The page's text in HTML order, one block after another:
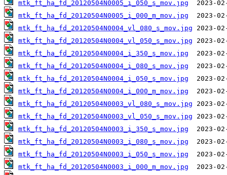
mtk_ft_ha_fd_20120504N0005_i_050_s_mov.jpg
mtk_ft_ha_fd_20120504N0005_i_000_m_mov.jpg
mtk_ft_ha_fd_20120504N0004_vl_080_s_mov.jpg
mtk_ft_ha_fd_20120504N0004_vl_050_s_mov.jpg
mtk_ft_ha_fd_20120504N0004_i_350_s_mov.jpg
mtk_ft_ha_fd_20120504N0004_i_080_s_mov.jpg
mtk_ft_ha_fd_20120504N0004_i_050_s_mov.jpg
mtk_ft_ha_fd_20120504N0004_i_000_m_mov.jpg
mtk_ft_ha_fd_20120504N0003_vl_080_s_mov.jpg
mtk_ft_ha_fd_20120504N0003_vl_050_s_mov.jpg
mtk_ft_ha_fd_20120504N0003_i_350_s_mov.jpg
mtk_ft_ha_fd_20120504N0003_i_080_s_mov.jpg
mtk_ft_ha_fd_20120504N0003_i_050_s_mov.jpg
mtk_ft_ha_fd_20120504N0003_i_000_m_mov.jpg